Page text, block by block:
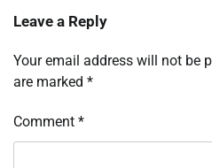
Leave a Reply
Your email address will not be
are marked *
Comment *